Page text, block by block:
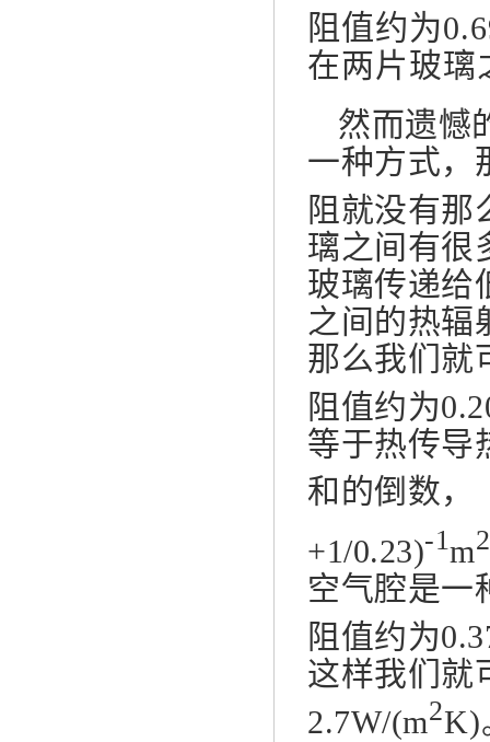
阻值约为
在两片玻璃
然而遗憾
一种方式，
阻就没有那
璃之间有很
玻璃传递给
之间的热辐
那么我们就
阻值约为
等于热传导
和的倒数，
+1/0.23)-1m2
空气腔是一
阻值约为
这样我们就
2.7W/(m2K)